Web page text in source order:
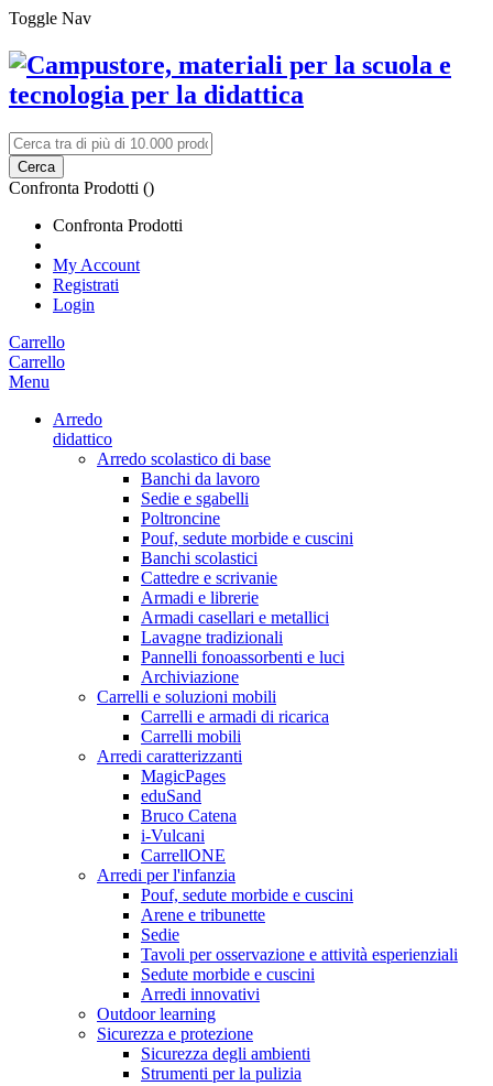
Toggle Nav
Cerca
Confronta Prodotti ()
Confronta Prodotti
My Account
Registrati
Login
Carrello
Carrello
Menu
Arredo
didattico
Arredo scolastico di base
Banchi da lavoro
Sedie e sgabelli
Poltroncine
Pouf, sedute morbide e cuscini
Banchi scolastici
Cattedre e scrivanie
Armadi e librerie
Armadi casellari e metallici
Lavagne tradizionali
Pannelli fonoassorbenti e luci
Archiviazione
Carrelli e soluzioni mobili
Carrelli e armadi di ricarica
Carrelli mobili
Arredi caratterizzanti
MagicPages
eduSand
Bruco Catena
i-Vulcani
CarrellONE
Arredi per l'infanzia
Pouf, sedute morbide e cuscini
Arene e tribunette
Sedie
Tavoli per osservazione e attività esperienziali
Sedute morbide e cuscini
Arredi innovativi
Outdoor learning
Sicurezza e protezione
Sicurezza degli ambienti
Strumenti per la pulizia